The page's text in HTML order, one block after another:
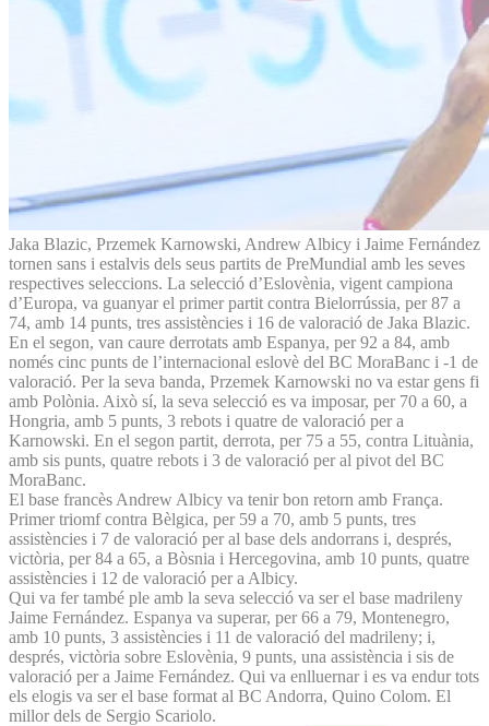
Jaka Blazic, Przemek Karnowski, Andrew Albicy i Jaime Fernández
tornen sans i estalvis dels seus partits de PreMundial amb les seves
respectives seleccions. La selecció d’Eslovènia, vigent campiona
d’Europa, va guanyar el primer partit contra Bielorrússia, per 87 a
74, amb 14 punts, tres assistències i 16 de valoració de Jaka Blazic.
En el segon, van caure derrotats amb Espanya, per 92 a 84, amb
només cinc punts de l’internacional eslovè del BC MoraBanc i -1 de
valoració. Per la seva banda, Przemek Karnowski no va estar gens fi
amb Polònia. Això sí, la seva selecció es va imposar, per 70 a 60, a
Hongria, amb 5 punts, 3 rebots i quatre de valoració per a
Karnowski. En el segon partit, derrota, per 75 a 55, contra Lituània,
amb sis punts, quatre rebots i 3 de valoració per al pivot del BC
MoraBanc.
El base francès Andrew Albicy va tenir bon retorn amb França.
Primer triomf contra Bèlgica, per 59 a 70, amb 5 punts, tres
assistències i 7 de valoració per al base dels andorrans i, després,
victòria, per 84 a 65, a Bòsnia i Hercegovina, amb 10 punts, quatre
assistències i 12 de valoració per a Albicy.
Qui va fer també ple amb la seva selecció va ser el base madrileny
Jaime Fernández. Espanya va superar, per 66 a 79, Montenegro,
amb 10 punts, 3 assistències i 11 de valoració del madrileny; i,
després, victòria sobre Eslovènia, 9 punts, una assistència i sis de
valoració per a Jaime Fernández. Qui va enlluernar i es va endur tots
els elogis va ser el base format al BC Andorra, Quino Colom. El
millor dels de Sergio Scariolo.